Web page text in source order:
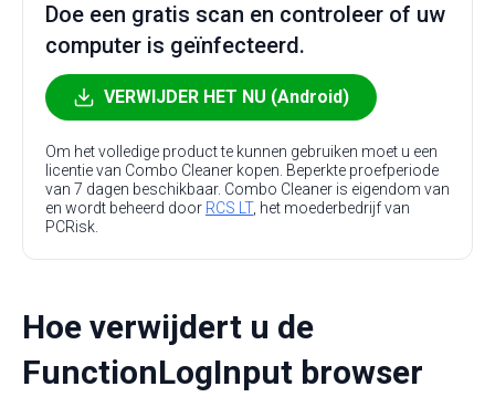
Doe een gratis scan en controleer of uw
computer is geïnfecteerd.
VERWIJDER HET NU (Android)
Om het volledige product te kunnen gebruiken moet u een
licentie van Combo Cleaner kopen. Beperkte proefperiode
van 7 dagen beschikbaar. Combo Cleaner is eigendom van
en wordt beheerd door RCS LT, het moederbedrijf van
PCRisk.
Hoe verwijdert u de
FunctionLogInput browser